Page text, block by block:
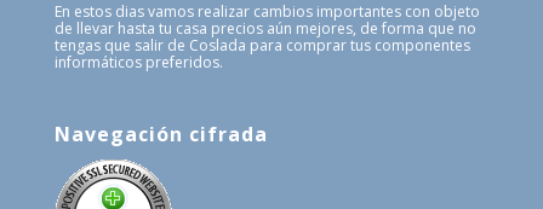
En estos dias vamos realizar cambios importantes con objeto
de llevar hasta tu casa precios aún mejores, de forma que no
tengas que salir de Coslada para comprar tus componentes
informáticos preferidos.
Navegación cifrada